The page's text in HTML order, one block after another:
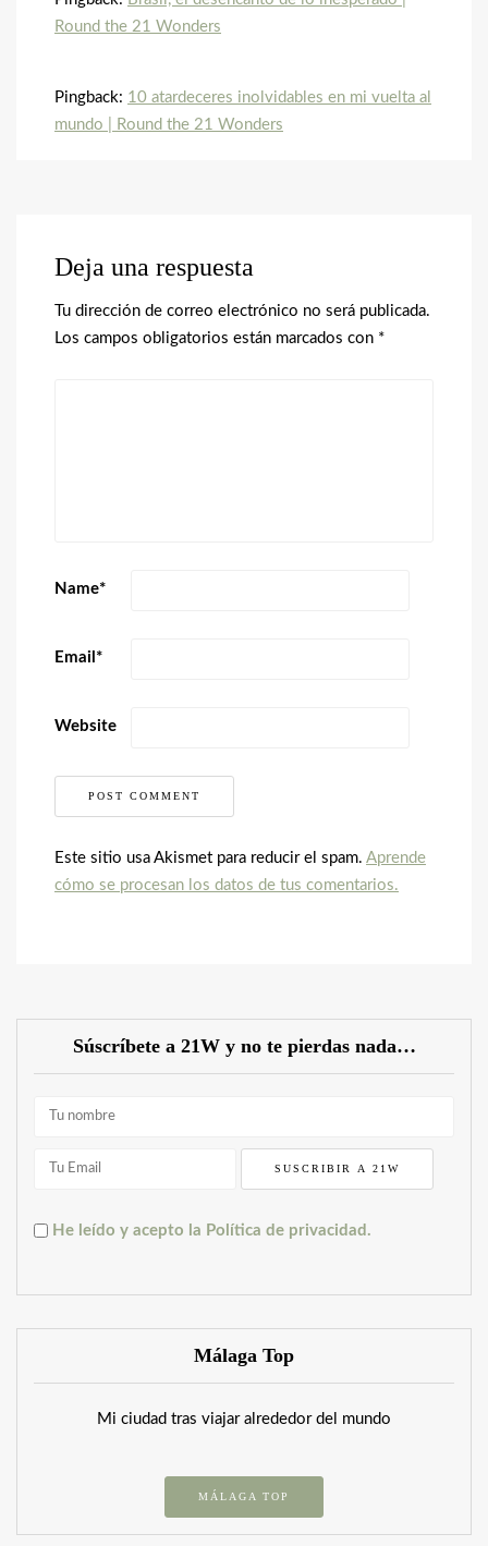
Round the 21 Wonders
Pingback: 10 atardeceres inolvidables en mi vuelta al
mundo | Round the 21 Wonders
Deja una respuesta
Tu dirección de correo electrónico no será publicada.
Los campos obligatorios están marcados con *
Name*
Email *
Website
Este sitio usa Akismet para reducir el spam. Aprende
cómo se procesan los datos de tus comentarios.
Súscríbete a 21W y no te pierdas nada…
He leído y acepto la Política de privacidad.
Málaga Top
Mi ciudad tras viajar alrededor del mundo
MÁLAGA TOP